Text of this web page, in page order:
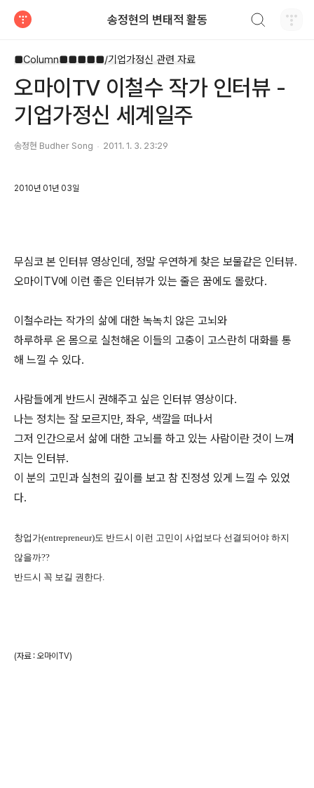
송정현의 변태적 활동
■Column■■■■■/기업가정신 관련 자료
오마이TV 이철수 작가 인터뷰 -
기업가정신 세계일주
송정현 Budher Song 2011. 1. 3. 23:29
2010년 01년 03일
무심코 본 인터뷰 영상인데, 정말 우연하게 찾은 보물같은 인터뷰.
오마이TV에 이런 좋은 인터뷰가 있는 줄은 꿈에도 몰랐다.
이철수라는 작가의 삶에 대한 녹녹치 않은 고뇌와
하루하루 온 몸으로 실천해온 이들의 고충이 고스란히 대화를 통
해 느낄 수 있다.
사람들에게 반드시 권해주고 싶은 인터뷰 영상이다.
나는 정치는 잘 모르지만, 좌우, 색깔을 떠나서
그저 인간으로서 삶에 대한 고뇌를 하고 있는 사람이란 것이 느껴
지는 인터뷰.
이 분의 고민과 실천의 깊이를 보고 참 진정성 있게 느낄 수 있었
다.
창업가(entrepreneur)도 반드시 이런 고민이 사업보다 선결되어야 하지
않을까??
반드시 꼭 보길 권한다.
(자료 : 오마이TV)